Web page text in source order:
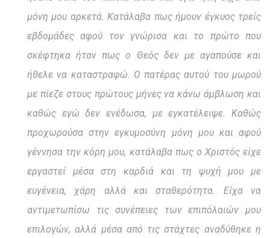
μόνη μου αρκετά. Κατάλαβα πως ήμουν έγκυος τρείς
εβδομάδες αφού τον γνώρισα και το πρώτο που
σκέφτηκα ήταν πως ο Θεός δεν με αγαπούσε και
ήθελε να καταστραφώ. Ο πατέρας αυτού του μωρού
με πίεζε στους πρώτους μήνες να κάνω άμβλωση και
καθώς εγώ δεν ενέδωσα, με εγκατέλειψε. Καθώς
προχωρούσα στην εγκυμοσύνη μόνη μου και αφού
γέννησα την κόρη μου, κατάλαβα πως ο Χριστός είχε
εργαστεί μέσα στη καρδιά και τη ψυχή μου με
ευγένεια, χάρη αλλά και σταθερότητα. Είχα να
αντιμετωπίσω τις συνέπειες των επιπόλαιών μου
επιλογών, αλλά μέσα από τις στάχτες αναδύθηκε η